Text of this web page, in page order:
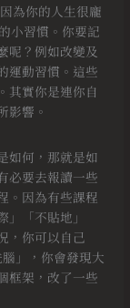
為你的人生很龐
小習慣。你要記
呢？例如改變及
運動習慣。這些
其實你是連你自
影響。
如何，那就是如
必要去報讀一些
。因為有些課程
「不貼地」
，你可以自己
」，你會發現大
框架，改了一些